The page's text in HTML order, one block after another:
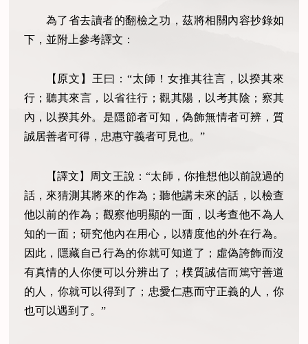
為了省去讀者的翻檢之功，茲將相關內容抄錄如
下，並附上參考譯文：
【原文】王曰：“太師！女推其往言，以揆其來
行；聽其來言，以省往行；觀其陽，以考其陰；察其
內，以揆其外。是隱節者可知，偽飾無情者可辨，質
誠居善者可得，忠惠守義者可見也。”
【譯文】周文王說：“太師，你推想他以前說過的
話，來猜測其將來的作為；聽他講未來的話，以檢查
他以前的作為；觀察他明顯的一面，以考查他不為人
知的一面；研究他內在用心，以猜度他的外在行為。
因此，隱藏自己行為的你就可知道了；虛偽誇飾而沒
有真情的人你便可以分辨出了；樸質誠信而篤守善道
的人，你就可以得到了；忠愛仁惠而守正義的人，你
也可以遇到了。”